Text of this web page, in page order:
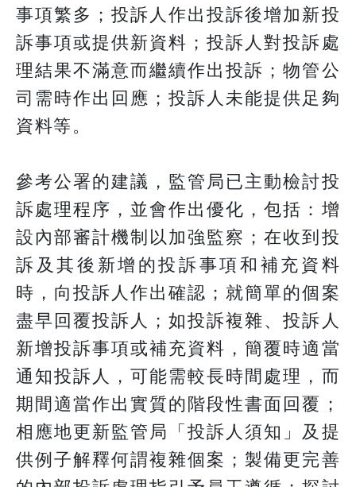
事項繁多；投訴人作出投訴後增加新投
訴事項或提供新資料；投訴人對投訴處
理結果不滿意而繼續作出投訴；物管公
司需時作出回應；投訴人未能提供足夠
資料等。
參考公署的建議，監管局已主動檢討投
訴處理程序，並會作出優化，包括：增
設內部審計機制以加強監察；在收到投
訴及其後新增的投訴事項和補充資料
時，向投訴人作出確認；就簡單的個案
盡早回覆投訴人；如投訴複雜、投訴人
新增投訴事項或補充資料，簡覆時適當
通知投訴人，可能需較長時間處理，而
期間適當作出實質的階段性書面回覆；
相應地更新監管局「投訴人須知」及提
供例子解釋何謂複雜個案；製備更完善